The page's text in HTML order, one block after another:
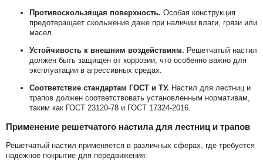
Противоскользящая поверхность. Особая конструкция
предотвращает скольжение даже при наличии влаги, грязи или
масел.
Устойчивость к внешним воздействиям. Решетчатый настил
должен быть защищен от коррозии, что особенно важно для
эксплуатации в агрессивных средах.
Соответствие стандартам ГОСТ и ТУ. Настил для лестниц и
трапов должен соответствовать установленным нормативам,
таким как ГОСТ 23120-78 и ГОСТ 17324-2016.
Применение решетчатого настила для лестниц и трапов
Решетчатый настил применяется в различных сферах, где требуется
надежное покрытие для передвижения: